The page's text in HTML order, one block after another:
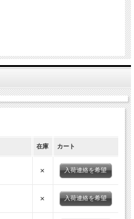
在庫 カート
× 入荷連絡を希望
× 入荷連絡を希望